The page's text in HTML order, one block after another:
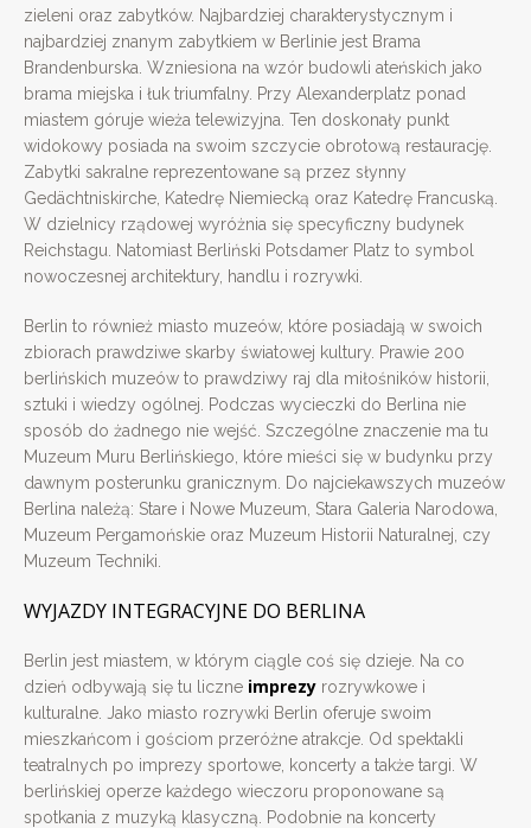
zieleni oraz zabytków. Najbardziej charakterystycznym i
najbardziej znanym zabytkiem w Berlinie jest Brama
Brandenburska. Wzniesiona na wzór budowli ateńskich jako
brama miejska i łuk triumfalny. Przy Alexanderplatz ponad
miastem góruje wieża telewizyjna. Ten doskonały punkt
widokowy posiada na swoim szczycie obrotową restaurację.
Zabytki sakralne reprezentowane są przez słynny
Gedächtniskirche, Katedrę Niemiecką oraz Katedrę Francuską.
W dzielnicy rządowej wyróżnia się specyficzny budynek
Reichstagu. Natomiast Berliński Potsdamer Platz to symbol
nowoczesnej architektury, handlu i rozrywki.
Berlin to również miasto muzeów, które posiadają w swoich
zbiorach prawdziwe skarby światowej kultury. Prawie 200
berlińskich muzeów to prawdziwy raj dla miłośników historii,
sztuki i wiedzy ogólnej. Podczas wycieczki do Berlina nie
sposób do żadnego nie wejść. Szczególne znaczenie ma tu
Muzeum Muru Berlińskiego, które mieści się w budynku przy
dawnym posterunku granicznym. Do najciekawszych muzeów
Berlina należą: Stare i Nowe Muzeum, Stara Galeria Narodowa,
Muzeum Pergamońskie oraz Muzeum Historii Naturalnej, czy
Muzeum Techniki.
WYJAZDY INTEGRACYJNE DO BERLINA
Berlin jest miastem, w którym ciągle coś się dzieje. Na co
dzień odbywają się tu liczne imprezyrozrywkowe i
kulturalne. Jako miasto rozrywki Berlin oferuje swoim
mieszkańcom i gościom przeróżne atrakcje. Od spektakli
teatralnych po imprezy sportowe, koncerty a także targi. W
berlińskiej operze każdego wieczoru proponowane są
spotkania z muzyką klasyczną. Podobnie na koncerty